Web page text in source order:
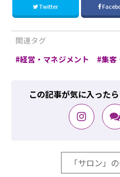
Twitter
関連タグ
経営・マネジメント
集客
この記事が気に入った
「サロン」